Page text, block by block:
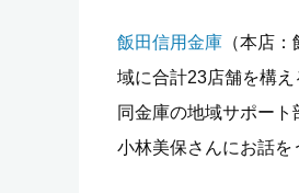
飯田信用金庫 （本店
域に合計23店舗を構
同金庫の地域サポー
小林美保さんにお話を